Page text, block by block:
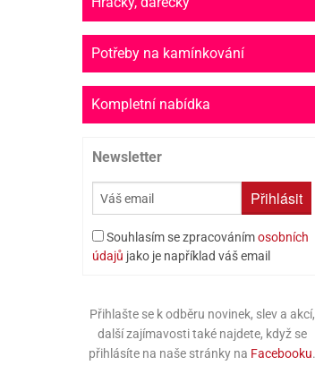
Potřeby na kamínkování
Kompletní nabídka
Newsletter
Přihlásit
Souhlasím se zpracovánímosobních
údajů jako je například váš email
Přihlašte se k odběru novinek, slev a akcí,
další zajímavosti také najdete, když se
přihlásíte na naše stránky na Facebooku.